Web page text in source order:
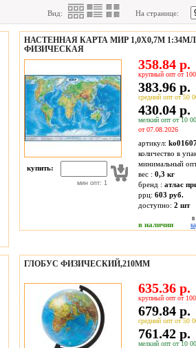
Вид: На странице:
НАСТЕННАЯ КАРТА МИР 1,0Х0,7М
ФИЗИЧЕСКАЯ
купить:
мин опт: 1
358.84 р.
крупный опт от
383.96 р.
средний опт от 50
430.04 р.
мелкий опт от 10
от 07.08.2026
артикул:
количество в
минимальный
вес : 0,3 кг
бренд : атлас
ррц: 603 руб.
доступно: 2 шт
в наличии
в
ГЛОБУС ФИЗИЧЕСКИЙ,210ММ
635.36 р.
крупный опт от
679.84 р.
средний опт от 50
761.42 р.
мелкий опт от 10